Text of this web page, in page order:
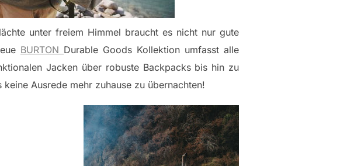
unter freiem Himmel braucht es nicht nur gute
BURTON Durable Goods Kollektion umfasst alle
Jacken über robuste Backpacks bis hin zu
Ausrede mehr zuhause zu übernachten!